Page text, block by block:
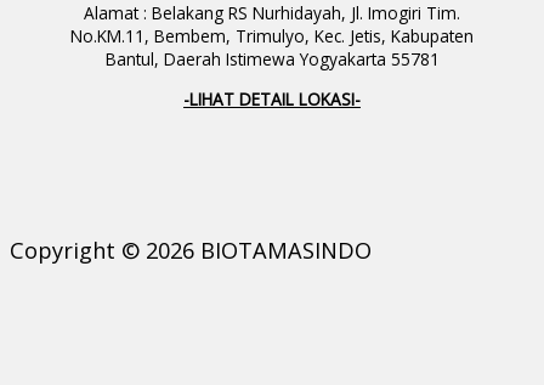
Alamat : Belakang RS Nurhidayah, Jl. Imogiri Tim.
No.KM.11, Bembem, Trimulyo, Kec. Jetis, Kabupaten
Bantul, Daerah Istimewa Yogyakarta 55781
-LIHAT DETAIL LOKASI-
Copyright © 2026 BIOTAMASINDO